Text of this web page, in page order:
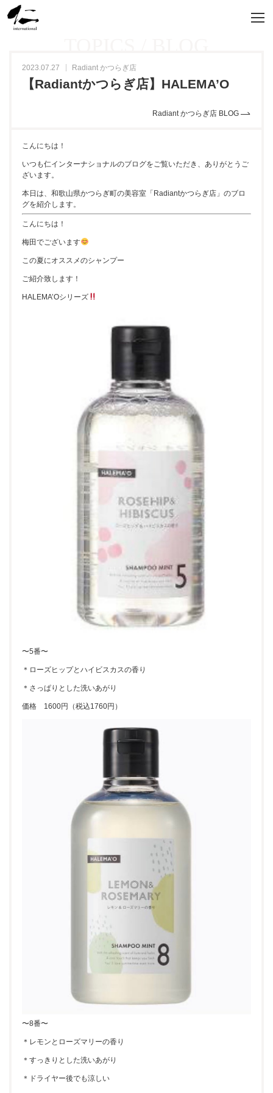
2023.07.27 Radiant かつらぎ店
【Radiantかつらぎ店】HALEMA’O
Radiant かつらぎ店 BLOG
こんにちは！
いつも仁インターナショナルのブログをご覧いただき、ありがとうご
ざいます。
本日は、和歌山県かつらぎ町の美容室「Radiantかつらぎ店」のブロ
グを紹介します。
こんにちは！
梅田でございます
この夏にオススメのシャンプー
ご紹介致します！
HALEMA’Oシリーズ
〜5番〜
＊ローズヒップとハイビスカスの香り
＊さっぱりとした洗いあがり
価格 1600円（税込1760円）
〜8番〜
＊レモンとローズマリーの香り
＊すっきりとした洗いあがり
＊ドライヤー後でも涼しい